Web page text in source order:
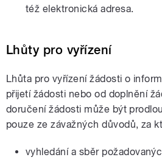
též elektronická adresa.
Lhůty pro vyřízení
Lhůta pro vyřízení žádosti o
přijetí žádosti nebo od doplnění
doručení žádosti může být
pouze ze závažných důvodů, za
vyhledání a sběr